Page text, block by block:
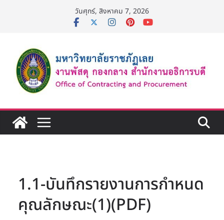
วันศุกร์, สิงหาคม 7, 2026
1.1-บันทึกรายงานการกำหนด
คุณลักษณะ(1)(PDF)